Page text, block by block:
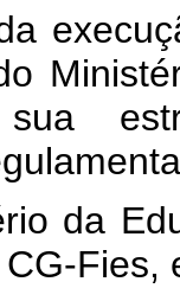
sua
da
Fies,